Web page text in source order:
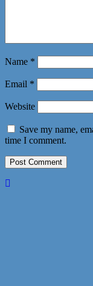
Name *
Email *
Website
Save my name,
time I comment.